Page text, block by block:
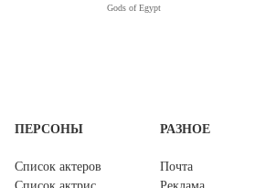
Gods of Egypt
ПЕРСОНЫ
Список актеров
РАЗНОЕ
Почта